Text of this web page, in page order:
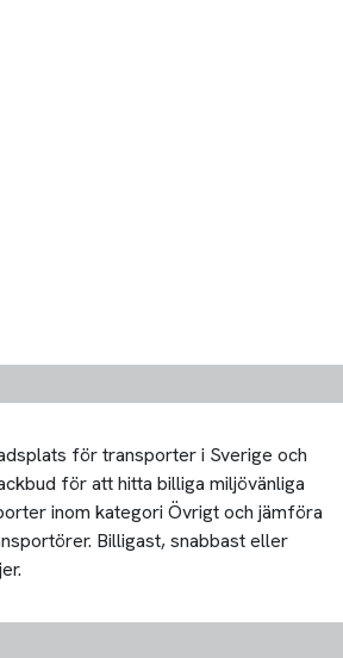
för transporter i Sverige och
för att hitta billiga miljövänliga
inom kategori Övrigt och jämföra
Billigast, snabbast eller